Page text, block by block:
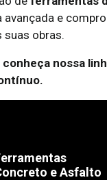
avançada e
suas obras.
nossa
e Asfalto